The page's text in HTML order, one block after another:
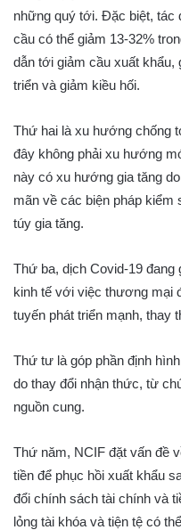
những quý tới. Đặc biệt, tác
cầu có thể giảm 13-32%
dẫn tới giảm cầu xuất
triển và giảm kiều hối.
Thứ hai là xu hướng chống
đây không phải xu hướng
này có xu hướng gia tăng
mãn về các biện pháp kiểm
túy gia tăng.
Thứ ba, dịch Covid-19 đang
kinh tế với việc thương mại
tuyến phát triển mạnh, thay
Thứ tư là góp phần định
do thay đổi nhận thức, từ
nguồn cung.
Thứ năm, NCIF đặt vấn đề
tiền để phục hồi xuất khẩu
đổi chính sách tài chính và
lỏng tài khóa và tiện tệ có